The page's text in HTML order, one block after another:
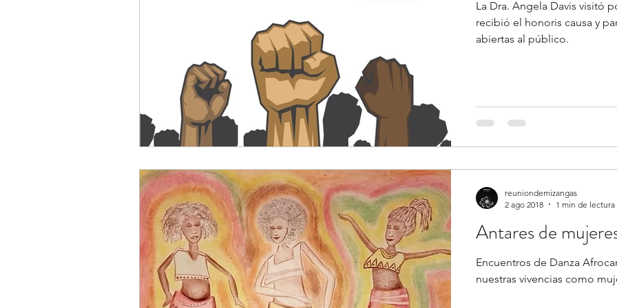
La Dra. Angela Davis visitó
recibió el honoris causa y participó de
abiertas al público.
Antares de
Encuentros de Danza
nuestras vivencias como
reuniondemizangas
2 ago 2018
1 min de lectura